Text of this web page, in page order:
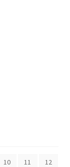
10 11 12